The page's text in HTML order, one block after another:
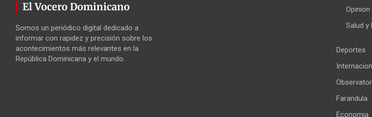
El Vocero Dominicano
Somos un periódico digital dedicado a
informar con rapidez y precisión sobre los
acontecimientos más relevantes en la
República Dominicana y el mundo.
Opinion
Salud y
Deportes
Farandula
Economia